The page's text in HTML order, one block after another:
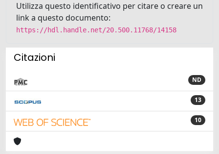
Utilizza questo identificativo per citare o creare un
link a questo documento:
https://hdl.handle.net/20.500.11768/14158
Citazioni
ND
13
10